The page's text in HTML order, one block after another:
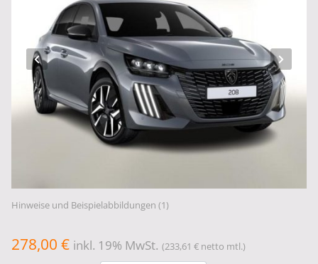
Hinweise und Beispielabbildungen (1)
278,00 € inkl. 19% MwSt. (233,61 € netto mtl.)